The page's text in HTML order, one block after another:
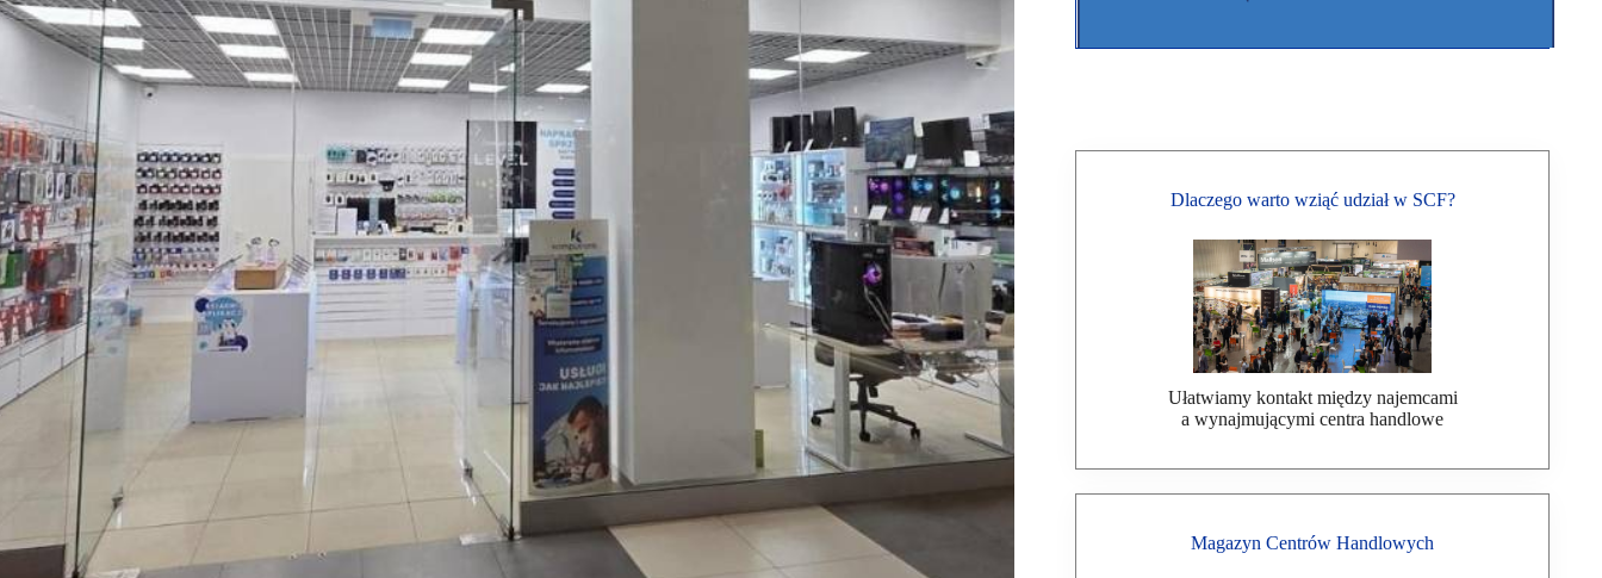
Dlaczego warto wziąć udział w SCF?
Ułatwiamy kontakt między najemcami
a wynajmującymi centra handlowe
Magazyn Centrów Handlowych